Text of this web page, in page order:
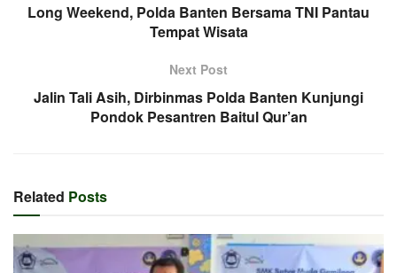
Long Weekend, Polda Banten Bersama TNI Pantau
Tempat Wisata
Next Post
Jalin Tali Asih, Dirbinmas Polda Banten Kunjungi
Pondok Pesantren Baitul Qur’an
Related Posts